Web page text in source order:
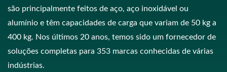
são principalmente feitos de aço, aço inoxidável ou
alumínio e têm capacidades de carga que variam de 50 kg a
400 kg. Nos últimos 20 anos, temos sido um fornecedor de
soluções completas para 353 marcas conhecidas de várias
indústrias.